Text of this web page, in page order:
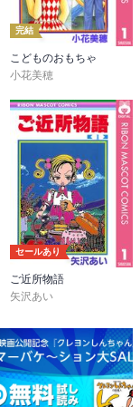
完結
こどものおもちゃ
小花美穂
セールあり
ご近所物語
矢沢あい